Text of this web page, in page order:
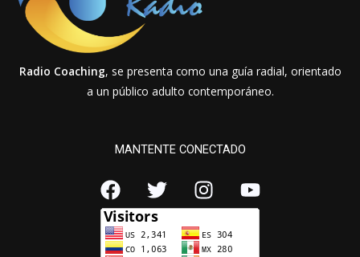
Radio Coaching, se presenta como una guía radial, orientado
a un público adulto contemporáneo.
MANTENTE CONECTADO